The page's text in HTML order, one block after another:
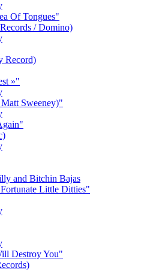
Of Tongues"
/ Domino)
Record)
»"
Sweeney)"
and Bitchin Bajas
Little Ditties"
Destroy You"